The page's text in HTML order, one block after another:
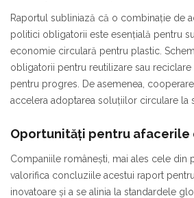
Raportul subliniază că o combinație de
politici obligatorii este esențială pentru
economie circulară pentru plastic.
obligatorii pentru reutilizare sau
pentru progres. De asemenea,
accelera adoptarea soluțiilor circulare la
Oportunități pentru afacerile
Companiile românești, mai ales cele din
valorifica concluziile acestui raport
inovatoare și a se alinia la standardele